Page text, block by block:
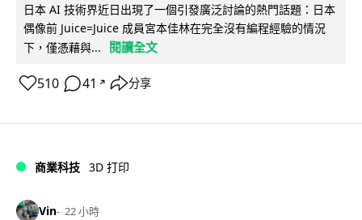
日本 AI 技術界近日出現了一個引發廣泛討論的熱門話題：日本
偶像前 Juice=Juice 成員宮本佳林在完全沒有編程經驗的情況
下，僅憑藉與...
閱讀全文
510 41 ↗ 分享
商業科技 3D 打印
Vin 22 小時